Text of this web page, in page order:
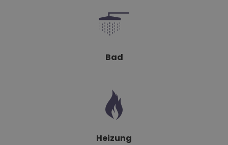
Bad
Heizung